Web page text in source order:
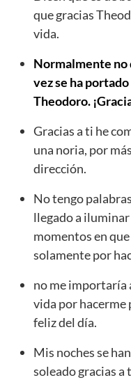
que gracias
vida.
Normalmente no
vez se ha
Theodoro.
Gracias a ti he
una noria, por
dirección.
No tengo
llegado a
momentos en
solamente por
no me importaría
vida por hacerme
feliz del día.
Mis noches se
soleado gracias a